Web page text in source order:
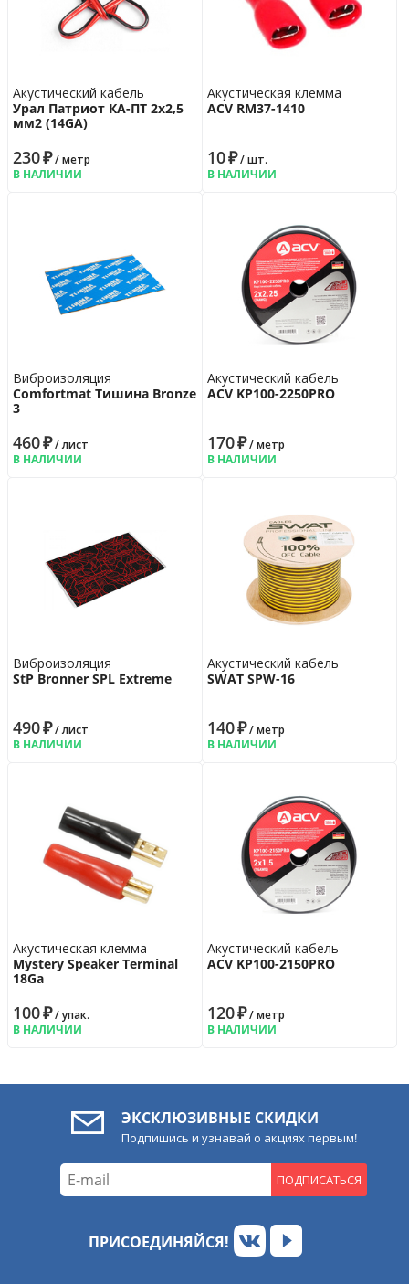
Акустический кабель
Урал Патриот КА-ПТ 2х2,5
мм2 (14GA)
230₽/ метр
В НАЛИЧИИ
Акустическая клемма
ACV RM37-1410
10₽/ шт.
В НАЛИЧИИ
Виброизоляция
Comfortmat Тишина Bronze
3
460₽/ лист
В НАЛИЧИИ
Акустический кабель
ACV KP100-2250PRO
170₽/ метр
В НАЛИЧИИ
Виброизоляция
StP Bronner SPL Extreme
490₽/ лист
В НАЛИЧИИ
Акустический кабель
SWAT SPW-16
140₽/ метр
В НАЛИЧИИ
Акустическая клемма
Mystery Speaker Terminal
18Ga
100₽/ упак.
В НАЛИЧИИ
Акустический кабель
ACV KP100-2150PRO
120₽/ метр
В НАЛИЧИИ
ЭКСКЛЮЗИВНЫЕ СКИДКИ
Подпишись и узнавай о акциях первым!
ПОДПИСАТЬСЯ
ПРИСОЕДИНЯЙСЯ!